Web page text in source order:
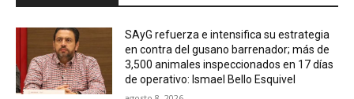
SAyG refuerza e intensifica su estrategia
en contra del gusano barrenador; más de
3,500 animales inspeccionados en 17 días
de operativo: Ismael Bello Esquivel